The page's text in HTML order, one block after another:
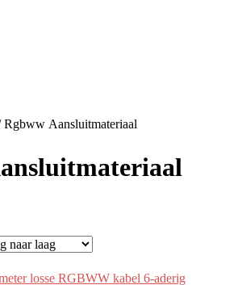
Rgbww Aansluitmateriaal